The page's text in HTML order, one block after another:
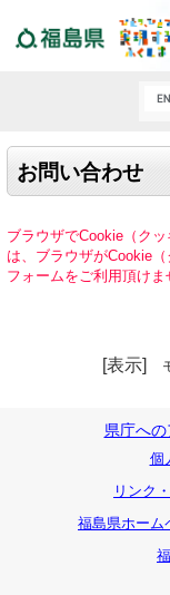
お問い合わせ
ブラウザでCookie（ク
は、ブラウザがCookie
フォームをご利用頂けま
[表示]
県庁への
個
リンク
福島県ホーム